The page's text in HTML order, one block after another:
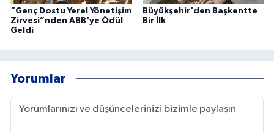
“Genç Dostu Yerel Yönetişim
Zirvesi”nden ABB'ye Ödül
Geldi
Büyükşehir'den Başkentte
Bir İlk
Yorumlar